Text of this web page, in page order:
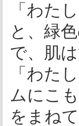
「わた
と、緑
で、肌
「わた
ムにこ
をまね